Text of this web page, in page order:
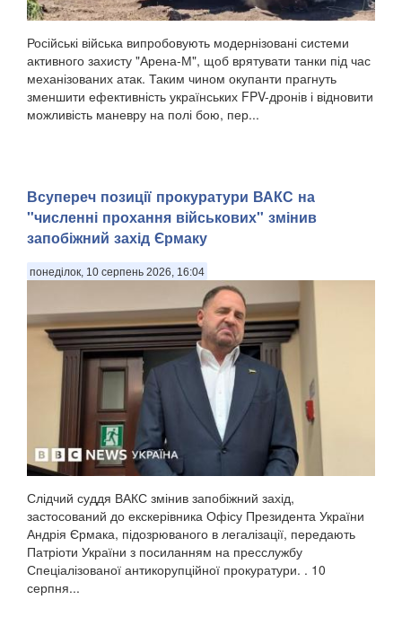
Російські війська випробовують модернізовані системи
активного захисту "Арена-М", щоб врятувати танки під час
механізованих атак. Таким чином окупанти прагнуть
зменшити ефективність українських FPV-дронів і відновити
можливість маневру на полі бою, пер...
Всупереч позиції прокуратури ВАКС на
"численні прохання військових" змінив
запобіжний захід Єрмаку
понеділок, 10 серпень 2026, 16:04
Слідчий суддя ВАКС змінив запобіжний захід,
застосований до екскерівника Офісу Президента України
Андрія Єрмака, підозрюваного в легалізації, передають
Патріоти України з посиланням на пресслужбу
Спеціалізованої антикорупційної прокуратури. . 10
серпня...